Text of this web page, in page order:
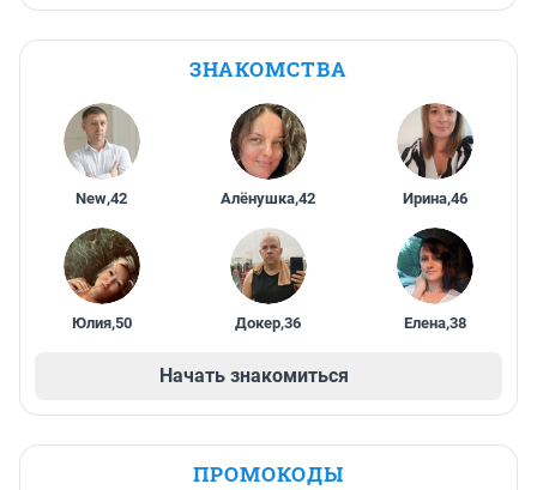
ЗНАКОМСТВА
New,42 Алёнушка,42 Ирина,46
Юлия,50 Докер,36 Елена,38
Начать знакомиться
ПРОМОКОДЫ